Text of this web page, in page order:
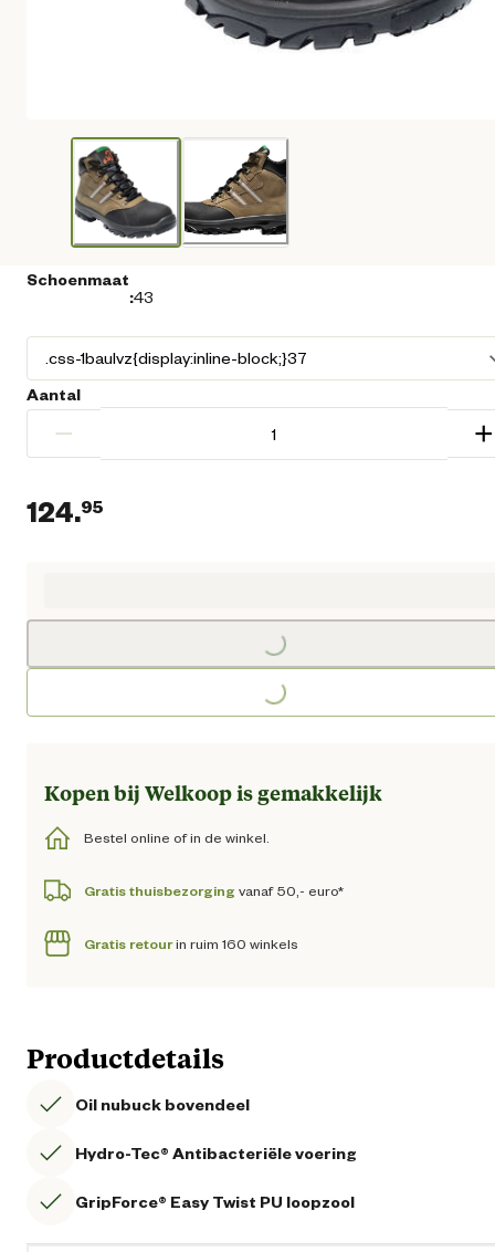
Schoenmaat
:43
Aantal
− +
124.95
Loading...
Loading...
Kopen bij Welkoop is gemakkelijk
Bestel online of in de winkel.
Gratis thuisbezorging vanaf 50,- euro*
Gratis retourin ruim 160 winkels
Productdetails
Oil nubuck bovendeel
Hydro-Tec® Antibacteriële voering
GripForce® Easy Twist PU loopzool